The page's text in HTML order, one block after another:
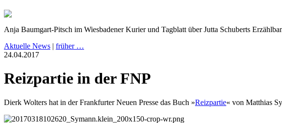
Anja Baumgart-Pitsch im Wiesbadener Kurier und Tagblatt über Jutta Schuberts
Aktuelle News | früher …
24.04.2017
Reizpartie in der FNP
Dierk Wolters hat in der Frankfurter Neuen Presse das Buch »Reizpartie« von Matthias